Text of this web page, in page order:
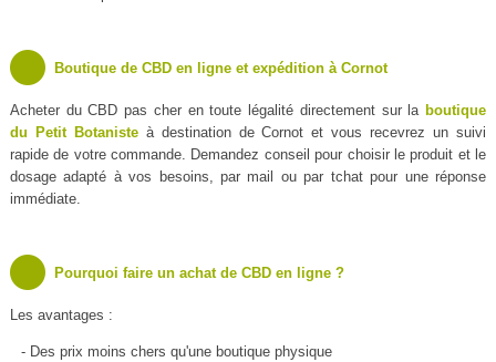
Boutique de CBD en ligne et expédition à Cornot
Acheter du CBD pas cher en toute légalité directement sur la boutique
du Petit Botanisteà destination de Cornot et vous recevrez un suivi
rapide de votre commande. Demandez conseil pour choisir le produit et le
dosage adapté à vos besoins, par mail ou par tchat pour une réponse
immédiate.
Pourquoi faire un achat de CBD en ligne ?
Les avantages :
- Des prix moins chers qu'une boutique physique